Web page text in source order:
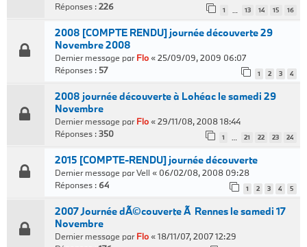
Réponses :226 1 … 13 14 15 16
2008 [COMPTE RENDU] journée découverte 29
Novembre 2008
Dernier message parFlo«25/09/09, 2009 06:07
Réponses : 57 1 2 3 4
2008 journée découverte à Lohéac le samedi 29
Novembre
Dernier message parFlo«29/11/08, 2008 18:44
Réponses :350 1 … 21 22 23 24
2015 [COMPTE-RENDU] journée découverte
Dernier message parVell « 06/02/08, 2008 09:28
Réponses : 64 1 2 3 4 5
2007 Journée dÃ©couverte Ã Rennes le samedi 17
Novembre
Dernier message parFlo«18/11/07, 2007 12:29